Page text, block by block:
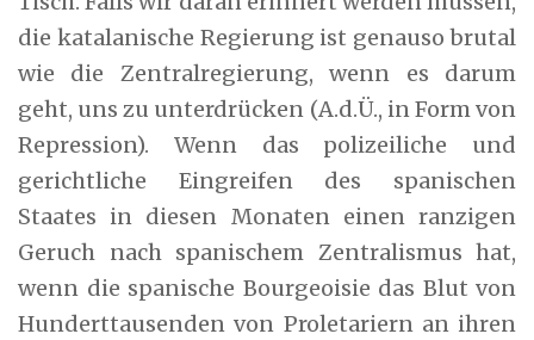
die katalanische Regierung ist genauso brutal
wie die Zentralregierung, wenn es darum
geht, uns zu unterdrücken (A.d.Ü., in Form von
Repression). Wenn das polizeiliche und
gerichtliche Eingreifen des spanischen
Staates in diesen Monaten einen ranzigen
Geruch nach spanischem Zentralismus hat,
wenn die spanische Bourgeoisie das Blut von
Hunderttausenden von Proletariern an ihren